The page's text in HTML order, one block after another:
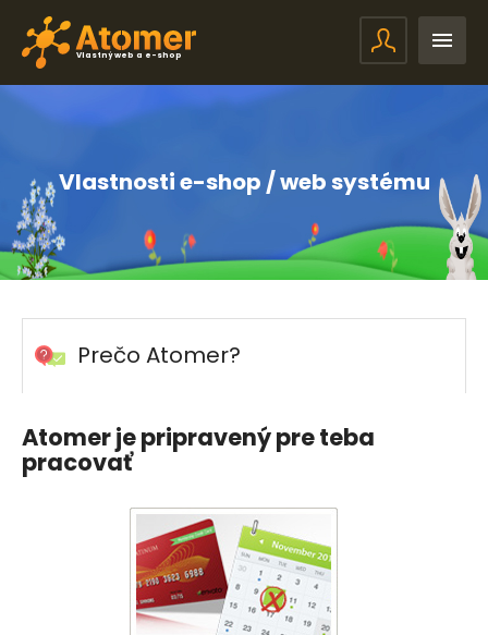
Vlastný web a e-shop
Vlastnosti e-shop / web systému
Prečo Atomer?
Atomer je pripravený pre teba
pracovať